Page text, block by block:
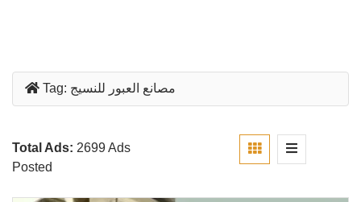
Tag: مصانع العبور للنسيج
Total Ads: 2699 Ads
Posted